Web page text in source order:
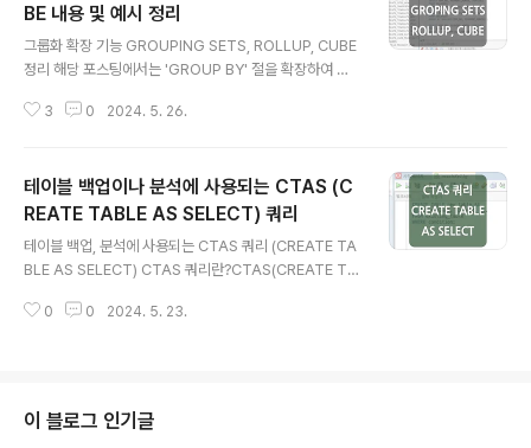
용할 수 있으며, 해당 유틸은 '$TIBERO_HOME/client/
bin/' 디렉터리 하위에 실행 파일 형태로 존재합니다. 1. tb
export 특징 및 예시'tbexport'는 테이블, 인덱스, 시퀀
스 등의 데이터베이스 객체와 데이터를 덤프 파일로 추출
하..
BE 내용 및 예시 정리
그룹화 확장 기능 GROUPING SETS, ROLLUP, CUBE
정리 해당 포스팅에서는 'GROUP BY' 절을 확장하여 다
인 'GROUPING SETS', 'ROLLUP', 'CUBE'에 대해서
을 알게 되었으며, 각 기능에 대한 설명과 예시를 통해 이해
하기 쉽도록 정리해 보았습니다. GROUPING SETS 내
용 및 예시SELECT EMP_NO, null, SUM(SAL) -- 사원
번호(EMP_NO) 기준 그룹화된 급여 합계FROM SALAR
IESGROUP BY EMP_NOUNIONSELECT null, PAY
MENT_MONTH, S..
3 0 2024. 5. 26.
테이블 백업이나 분석에 사용되는 CTAS (C
REATE TABLE AS SELECT) 쿼리
테이블 백업, 분석에 사용되는 CTAS 쿼리 (CREATE TA
BLE AS SELECT) CTAS 쿼리란?CTAS(CREATE TA
운 테이블로 생성할 때 사용되는 SQL 구문입니다.해당 구
데 주로 활용됩니다. CREATE TABLE new_table ASS
ELECT column1, column2, ...FROM existing_table
0 0 2024. 5. 23.
이 블로그 인기글